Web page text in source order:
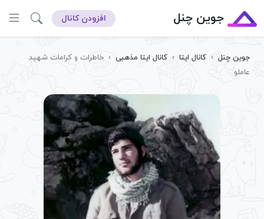
جوین چنل افزودن کانال
جوین چنل › کانال ایتا › کانال ایتا مذهبی › خاطرات و کرامات شهید
عاملو